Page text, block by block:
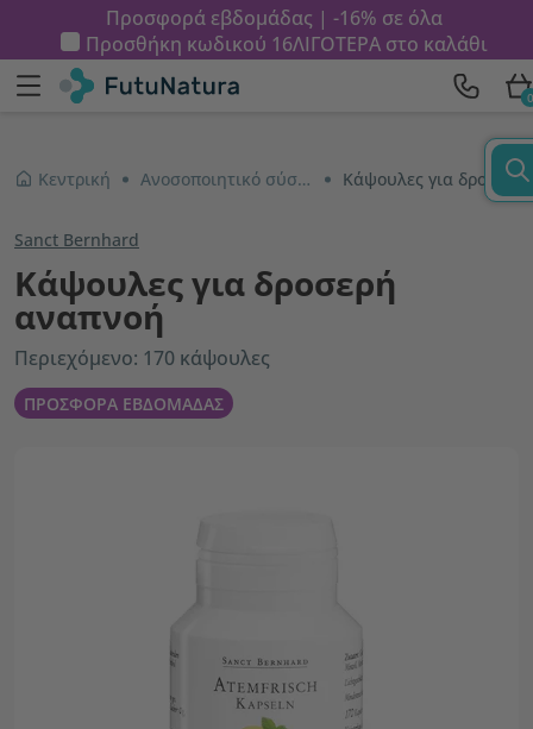
Προσφορά εβδομάδας | -16% σε όλα
Προσθήκη κωδικού 16ΛΙΓΟΤΕΡΑστο καλάθι
0
Κεντρική Ανοσοποιητικό σύστημα και ενέργεια Κάψουλες για δροσερή αναπνοή
Sanct Bernhard
Κάψουλες για δροσερή
αναπνοή
Περιεχόμενο: 170 κάψουλες
ΠΡΟΣΦΟΡΑ ΕΒΔΟΜΑΔΑΣ